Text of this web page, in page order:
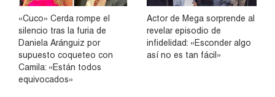
«Cuco» Cerda rompe el
silencio tras la furia de
Daniela Aránguiz por
supuesto coqueteo con
Camila: «Están todos
equivocados»
Actor de Mega sorprende al
revelar episodio de
infidelidad: «Esconder algo
así no es tan fácil»